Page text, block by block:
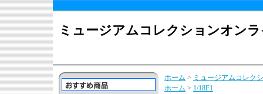
ミュージアムコレクションオン
ホーム > ミュージアムコレク
ホーム > 1/18F1